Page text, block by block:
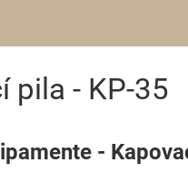
pila - KP-35
-